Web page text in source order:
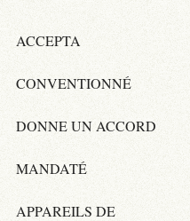
ACCEPTA
CONVENTIONNÉ
DONNE UN ACCORD
MANDATÉ
APPAREILS DE